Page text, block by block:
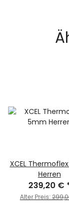
XCEL
Herren
239,20 €
Alter Preis: